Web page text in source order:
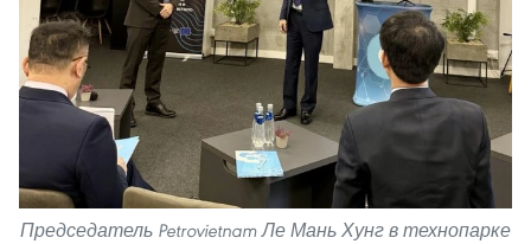
Председатель Petrovietnam Ле Мань Хунг в технопарке